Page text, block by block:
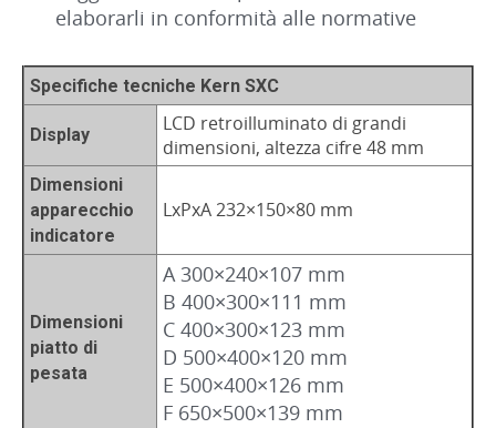
elaborarli in conformità alle normative
Specifiche tecniche Kern SXC
Display
LCD retroilluminato di grandi
dimensioni, altezza cifre 48 mm
Dimensioni
apparecchio
indicatore
LxPxA 232×150×80 mm
Dimensioni
piatto di
pesata
A 300×240×107 mm
B 400×300×111 mm
C 400×300×123 mm
D 500×400×120 mm
E 500×400×126 mm
F 650×500×139 mm